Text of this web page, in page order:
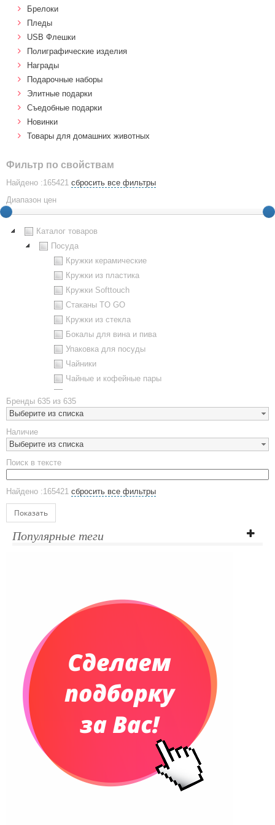
Брелоки
Пледы
USB Флешки
Полиграфические изделия
Награды
Подарочные наборы
Элитные подарки
Cъедобные подарки
Новинки
Товары для домашних животных
Фильтр по свойствам
Найдено :165421 сбросить все фильтры
Диапазон цен
Каталог товаров
Посуда
Кружки керамические
Кружки из пластика
Кружки Softtouch
Стаканы TO GO
Кружки из стекла
Бокалы для вина и пива
Упаковка для посуды
Чайники
Чайные и кофейные пары
Наборы посуды
Предметы сервировки
Стаканы
Эко кружки
ЕВРОПОСУДА
Аксессуары
Ежедневники и блокноты
Датированные ежедневники
Планинги недатированные
Телефонные книжки
Сумки и Рюкзаки
Сумки для планшетов и ноутбуков
Рюкзаки
Конференц-сумки
Сумки для покупок промо
Несессеры и косметички
Сумки дорожные
Бренды 635 из 635
Выберите из списка
Наличие
Выберите из списка
Поиск в тексте
Найдено :165421 сбросить все фильтры
Показать
Популярные теги